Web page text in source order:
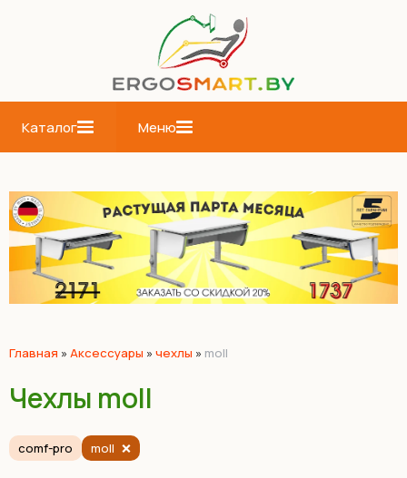
Каталог Меню
Главная » Аксессуары » чехлы » moll
Чехлы moll
comf-pro moll